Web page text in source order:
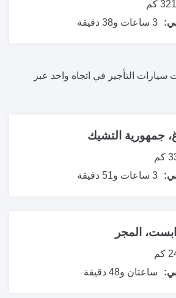
كم
3 ساعات و38 دقيقة
سيارات التأجير في اتجاه واحد عبر
جمهورية التشيك
كم
3 ساعات و51 دقيقة
المجر
كم
ساعتان و48 دقيقة